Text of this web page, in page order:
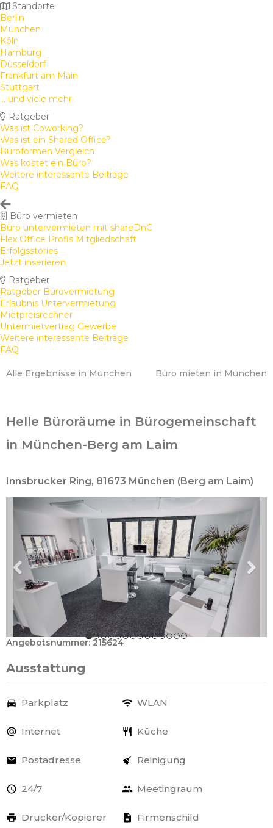
Standorte
Berlin
München
Köln
Hamburg
Düsseldorf
Frankfurt am Main
Stuttgart
... und viele mehr
Ratgeber
Was ist Coworking?
Was ist ein Shared Office?
Büroformen Vergleich
Was kostet ein Büro?
Weitere interessante Beiträge
FAQ
Büro vermieten
Büro untervermieten mit shareDnC
Flex Office Profis Mitgliedschaft
Erfolgsstories
Jetzt inserieren
Ratgeber
Ratgeber Bürovermietung
Erlaubnis Untervermietung
Mietpreisrechner
Untermietvertrag Gewerbe
Weitere interessante Beiträge
FAQ
Alle Ergebnisse in München Büro mieten in München
Helle Büroräume in Bürogemeinschaft
in München-Berg am Laim
Innsbrucker Ring, 81673 München (Berg am Laim)
Angebotsnummer: 215624
Ausstattung
Parkplatz WLAN
Internet Küche
Postadresse Reinigung
24/7 Meetingraum
Drucker/Kopierer Firmenschild